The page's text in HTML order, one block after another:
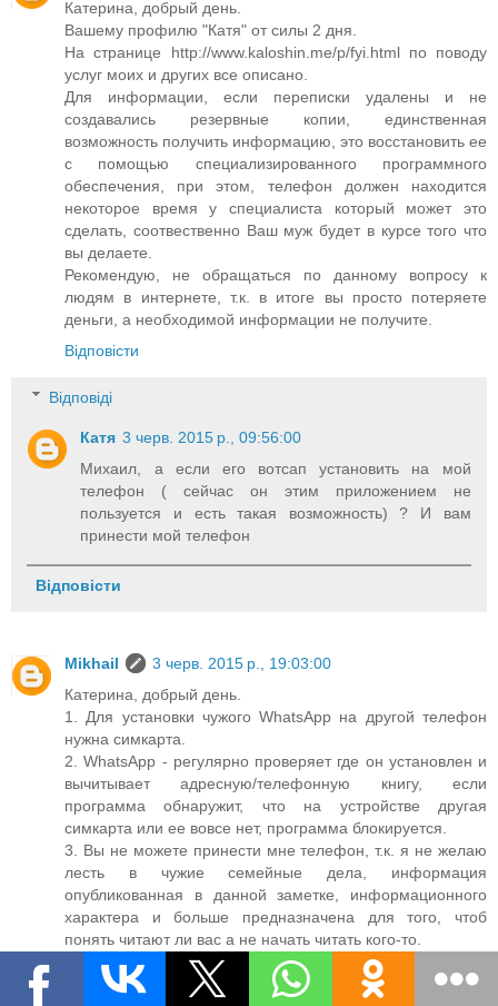
Катерина, добрый день.
Вашему профилю "Катя" от силы 2 дня.
На странице http://www.kaloshin.me/p/fyi.html по поводу
услуг моих и других все описано.
Для информации, если переписки удалены и не
создавались резервные копии, единственная
возможность получить информацию, это восстановить ее
с помощью специализированного программного
обеспечения, при этом, телефон должен находится
некоторое время у специалиста который может это
сделать, соотвественно Ваш муж будет в курсе того что
вы делаете.
Рекомендую, не обращаться по данному вопросу к
людям в интернете, т.к. в итоге вы просто потеряете
деньги, а необходимой информации не получите.
Відповісти
Відповіді
Катя 3 черв. 2015 р., 09:56:00
Михаил, а если его вотсап установить на мой
телефон ( сейчас он этим приложением не
пользуется и есть такая возможность) ? И вам
принести мой телефон
Відповісти
Mikhail
3 черв. 2015 р., 19:03:00
Катерина, добрый день.
1. Для установки чужого WhatsApp на другой телефон
нужна симкарта.
2. WhatsApp - регулярно проверяет где он установлен и
вычитывает адресную/телефонную книгу, если
программа обнаружит, что на устройстве другая
симкарта или ее вовсе нет, программа блокируется.
3. Вы не можете принести мне телефон, т.к. я не желаю
лесть в чужие семейные дела, информация
опубликованная в данной заметке, информационного
характера и больше предназначена для того, чтоб
понять читают ли вас а не начать читать кого-то.
4. Архив переписки не восстановиться в случае если его
нет на самом устройстве или он синхронизирован с